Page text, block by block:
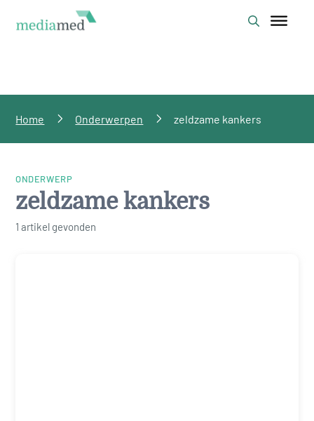
Home Onderwerpen zeldzame kankers
ONDERWERP
zeldzame kankers
1 artikel gevonden